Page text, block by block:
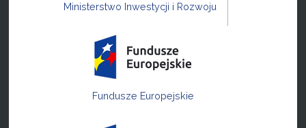
Ministerstwo Inwestycji i Rozwoju
Fundusze Europejskie